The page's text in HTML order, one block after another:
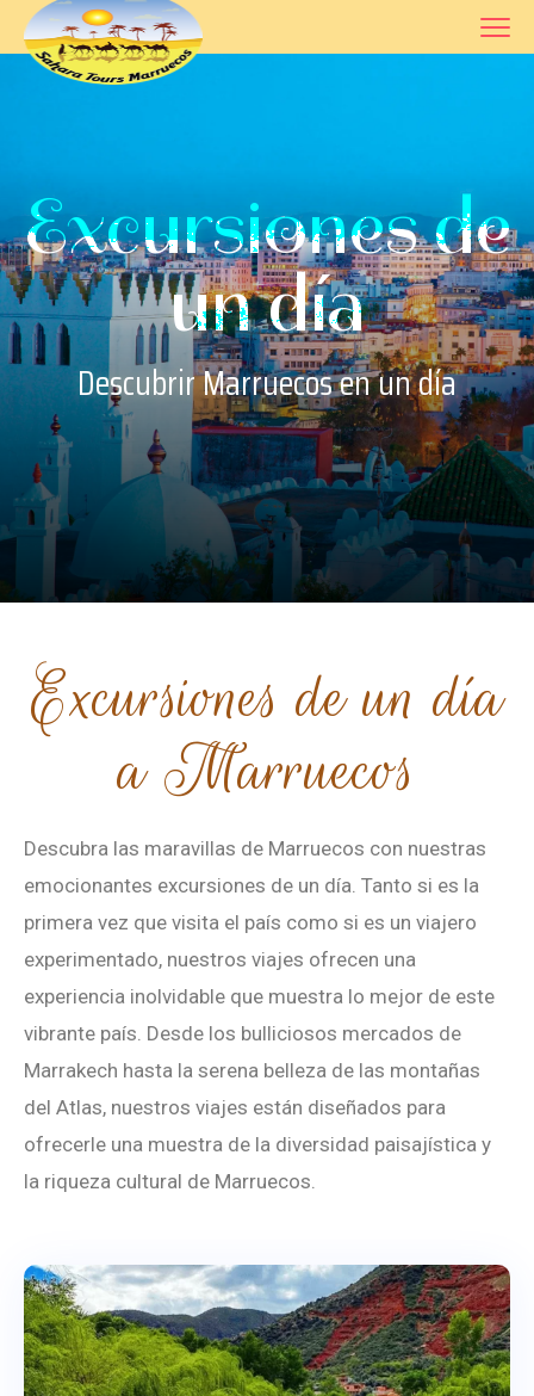
Excursiones de
un día
Descubrir Marruecos en un día
Excursiones de un día
a Marruecos
Descubra las maravillas de Marruecos con nuestras
emocionantes excursiones de un día. Tanto si es la
primera vez que visita el país como si es un viajero
experimentado, nuestros viajes ofrecen una
experiencia inolvidable que muestra lo mejor de este
vibrante país. Desde los bulliciosos mercados de
Marrakech hasta la serena belleza de las montañas
del Atlas, nuestros viajes están diseñados para
ofrecerle una muestra de la diversidad paisajística y
la riqueza cultural de Marruecos.